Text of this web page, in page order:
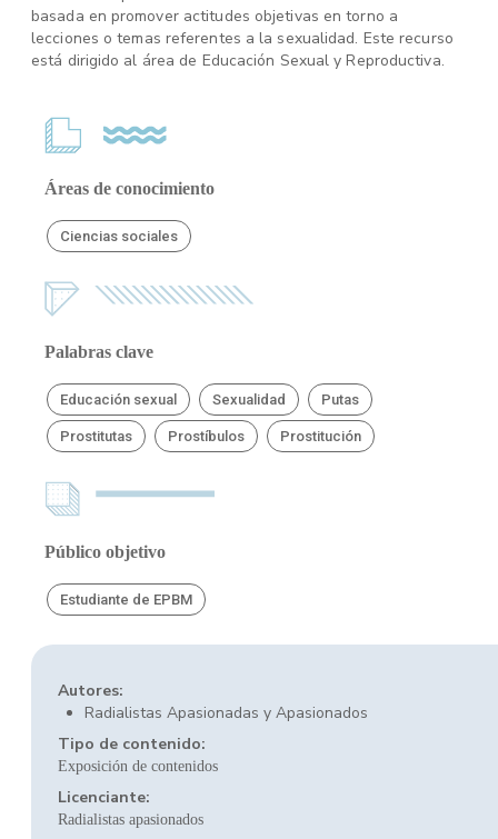
basada en promover actitudes objetivas en torno a
lecciones o temas referentes a la sexualidad. Este recurso
está dirigido al área de Educación Sexual y Reproductiva.
Áreas de conocimiento
Ciencias sociales
Palabras clave
Educación sexual Sexualidad Putas
Prostitutas Prostíbulos Prostitución
Público objetivo
Estudiante de EPBM
Autores:
Radialistas Apasionadas y Apasionados
Tipo de contenido:
Exposición de contenidos
Licenciante:
Radialistas apasionados